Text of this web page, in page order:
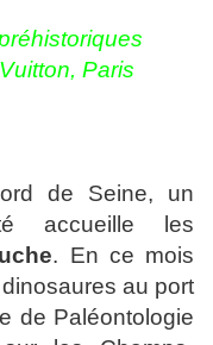
Paris
de Seine, un
accueille les
. En ce mois
au port
de Paléontologie